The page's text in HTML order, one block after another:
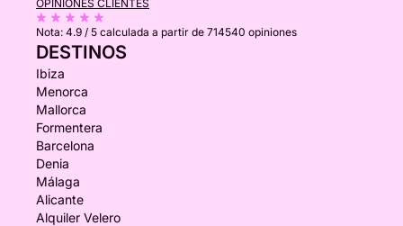
OPINIONES CLIENTES
Nota: 4.9 / 5 calculada a partir de 714540 opiniones
DESTINOS
Ibiza
Menorca
Mallorca
Formentera
Barcelona
Denia
Málaga
Alicante
Alquiler Velero